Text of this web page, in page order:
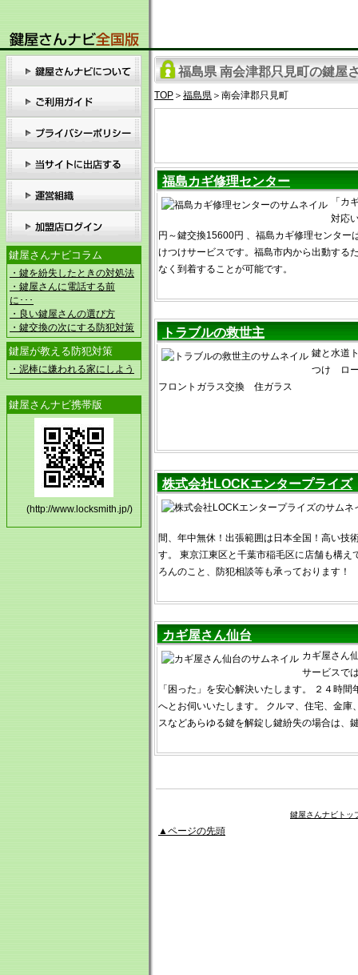
鍵屋さんナビコラム
・鍵を紛失したときの対処法
・鍵屋さんに電話する前
に･･･
・良い鍵屋さんの選び方
・鍵交換の次にする防犯対策
鍵屋が教える防犯対策
・泥棒に嫌われる家にしよう
鍵屋さんナビ携帯版
(http://www.locksmith.jp/)
福島県 南会津郡只見町の鍵屋
TOP ＞ 福島県 ＞南会津郡只見町
福島カギ修理センター
「カ
対応
円～鍵交換15600円 、福島カギ修理センター
けつけサービスです。福島市内から出動する
なく到着することが可能です。
トラブルの救世主
鍵と水道
つけ ロ
フロントガラス交換 住ガラス
株式会社LOCKエンタープライズ
間、年中無休！出張範囲は日本全国！高い技
す。 東京江東区と千葉市稲毛区に店舗も構え
ろんのこと、防犯相談等も承っております！
カギ屋さん仙台
カギ屋さん
サービスで
「困った」を安心解決いたします。 ２４時
へとお伺いいたします。 クルマ、住宅、金庫
スなどあらゆる鍵を解錠し鍵紛失の場合は、
鍵屋さんナビトッ
▲ページの先頭